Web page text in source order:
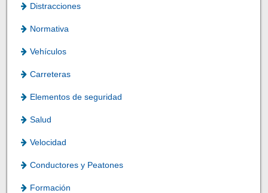
Distracciones
Normativa
Vehículos
Carreteras
Elementos de seguridad
Salud
Velocidad
Conductores y Peatones
Formación